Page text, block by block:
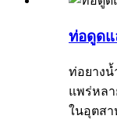
ท่อดูดแ
ท่อยางน้
แพร่หล
ในอุตสา